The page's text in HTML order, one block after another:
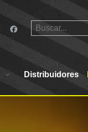
Distribuidores